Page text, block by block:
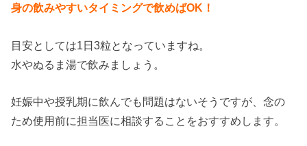
身の飲みやすいタイミングで飲めばOK！
目安としては1日3粒となっていますね。
水やぬるま湯で飲みましょう。
妊娠中や授乳期に飲んでも問題はないそうですが、念の
ため使用前に担当医に相談することをおすすめします。